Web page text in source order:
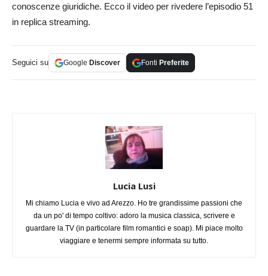
conoscenze giuridiche. Ecco il video per rivedere l’episodio 51
in replica streaming.
Seguici su Google Discover Fonti Preferite
Lucia Lusi
Mi chiamo Lucia e vivo ad Arezzo. Ho tre grandissime passioni che
da un po' di tempo coltivo: adoro la musica classica, scrivere e
guardare la TV (in particolare film romantici e soap). Mi piace molto
viaggiare e tenermi sempre informata su tutto.